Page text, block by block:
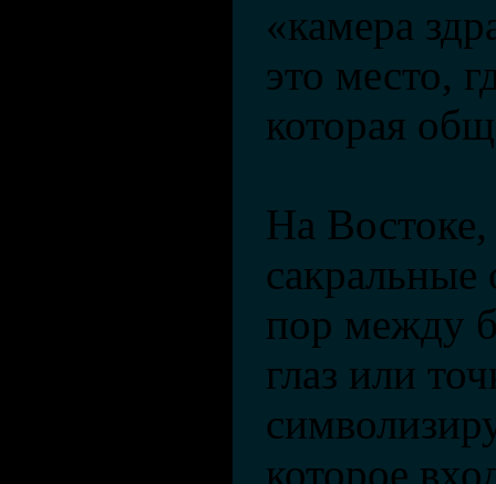
«камера
это место,
которая
На
пор между
глаз или
которое